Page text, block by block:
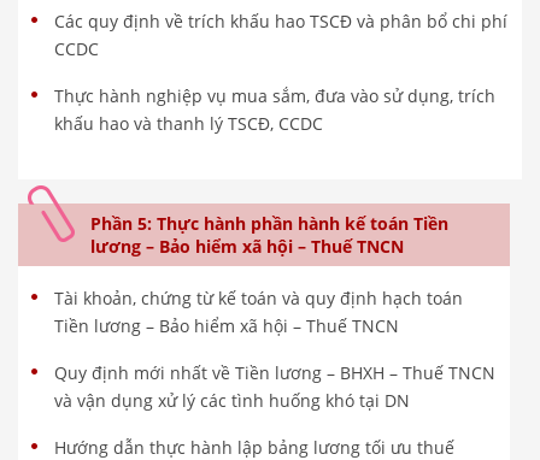
Các quy định về trích khấu hao TSCĐ và phân bổ chi phí
CCDC
Thực hành nghiệp vụ mua sắm, đưa vào sử dụng, trích
khấu hao và thanh lý TSCĐ, CCDC
Phần 5: Thực hành phần hành kế toán Tiền
lương – Bảo hiểm xã hội – Thuế TNCN
Tài khoản, chứng từ kế toán và quy định hạch toán
Tiền lương – Bảo hiểm xã hội – Thuế TNCN
Quy định mới nhất về Tiền lương – BHXH – Thuế TNCN
và vận dụng xử lý các tình huống khó tại DN
Hướng dẫn thực hành lập bảng lương tối ưu thuế